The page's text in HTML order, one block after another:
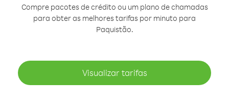
Compre pacotes de crédito ou um plano de chamadas
para obter as melhores tarifas por minuto para
Paquistão.
Visualizar tarifas